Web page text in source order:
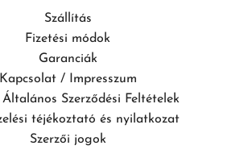
Szállítás
Fizetési módok
Garanciák
Kapcsolat / Impresszum
Szerződési Feltételek
téjékoztató és nyilatkozat
Szerzői jogok